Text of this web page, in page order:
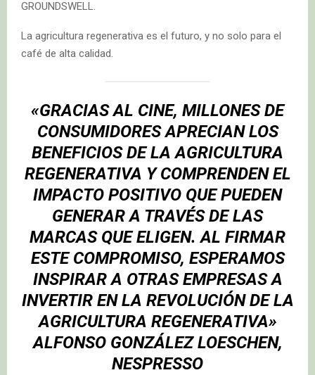
GROUNDSWELL.
La agricultura regenerativa es el futuro, y no solo para el
café de alta calidad.
«GRACIAS AL CINE, MILLONES DE
CONSUMIDORES APRECIAN LOS
BENEFICIOS DE LA AGRICULTURA
REGENERATIVA Y COMPRENDEN EL
IMPACTO POSITIVO QUE PUEDEN
GENERAR A TRAVÉS DE LAS
MARCAS QUE ELIGEN. AL FIRMAR
ESTE COMPROMISO, ESPERAMOS
INSPIRAR A OTRAS EMPRESAS A
INVERTIR EN LA REVOLUCIÓN DE LA
AGRICULTURA REGENERATIVA»
ALFONSO GONZÁLEZ LOESCHEN,
NESPRESSO